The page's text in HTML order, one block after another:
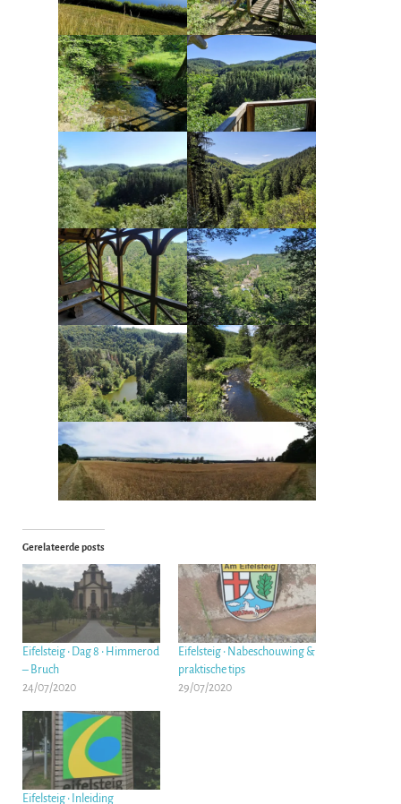
Gerelateerde posts
Eifelsteig • Dag 8 • Himmerod
– Bruch
24/07/2020
Eifelsteig • Nabeschouwing &
praktische tips
29/07/2020
Eifelsteig • Inleiding